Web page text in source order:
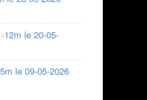
12m le 20-05-
le 09-05-2026